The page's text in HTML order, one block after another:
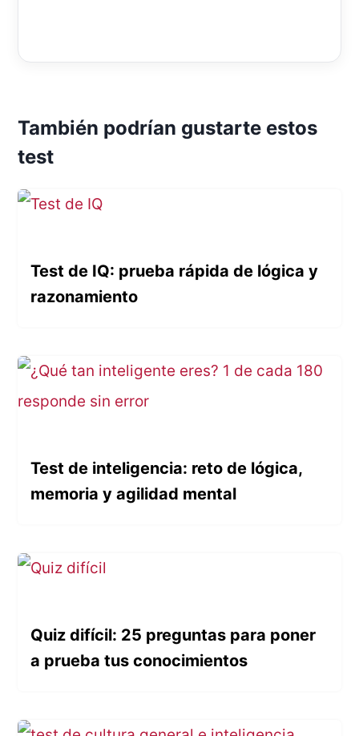
También podrían gustarte estos
test
Test de IQ: prueba rápida de lógica y
razonamiento
Test de inteligencia: reto de lógica,
memoria y agilidad mental
Quiz difícil: 25 preguntas para poner
a prueba tus conocimientos